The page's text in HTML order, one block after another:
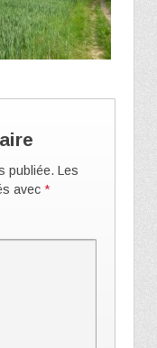
publiée. Les
avec *